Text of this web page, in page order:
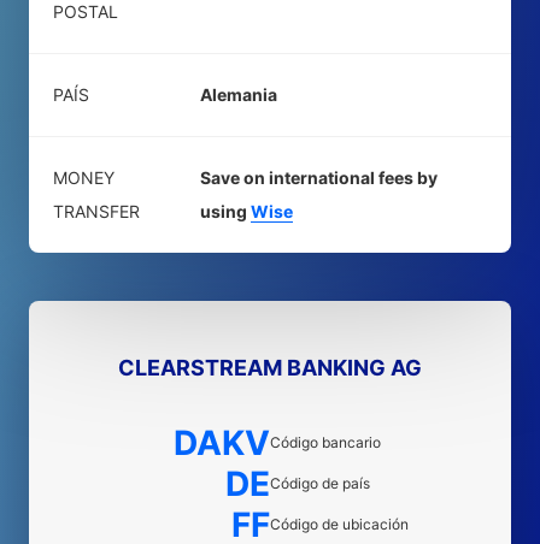
POSTAL
PAÍS Alemania
MONEY
TRANSFER
Save on international fees by
using Wise
CLEARSTREAM BANKING AG
DAKVCódigo bancario
DECódigo de país
FFCódigo de ubicación